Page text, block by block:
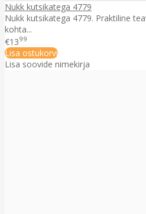
Nukk kutsikatega 4779
Nukk kutsikatega 4779. Praktiline
kohta...
€1399
Lisa ostukorvi
Lisa soovide nimekirja